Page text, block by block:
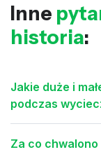
Inne
historia:
Jakie duże i
podczas
Za co